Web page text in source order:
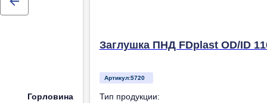
Горловина
Заглушка ПНД FDplast OD/ID
Артикул:5720
Тип продукции: